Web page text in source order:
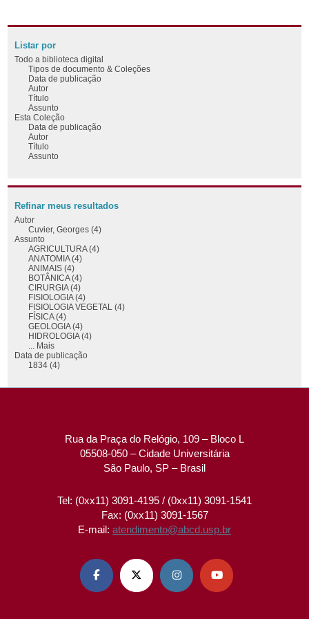
Listar por
Todo a biblioteca digital
Tipos de documento & Coleções
Data de publicação
Autor
Título
Assunto
Esta Coleção
Data de publicação
Autor
Título
Assunto
Refinar meus resultados
Autor
Cuvier, Georges (4)
Assunto
AGRICULTURA (4)
ANATOMIA (4)
ANIMAIS (4)
BOTÂNICA (4)
CIRURGIA (4)
FISIOLOGIA (4)
FISIOLOGIA VEGETAL (4)
FÍSICA (4)
GEOLOGIA (4)
HIDROLOGIA (4)
... Mais
Data de publicação
1834 (4)
Rua da Praça do Relógio, 109 – Bloco L
05508-050 – Cidade Universitária
São Paulo, SP – Brasil
Tel: (0xx11) 3091-4195 / (0xx11) 3091-1541
Fax: (0xx11) 3091-1567
E-mail: atendimento@abcd.usp.br
   